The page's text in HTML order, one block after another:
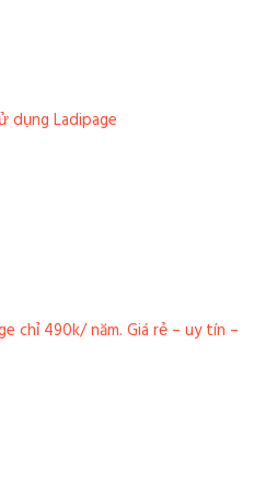
dụng Ladipage
chỉ 490k/ năm. Giá rẻ – uy tín –